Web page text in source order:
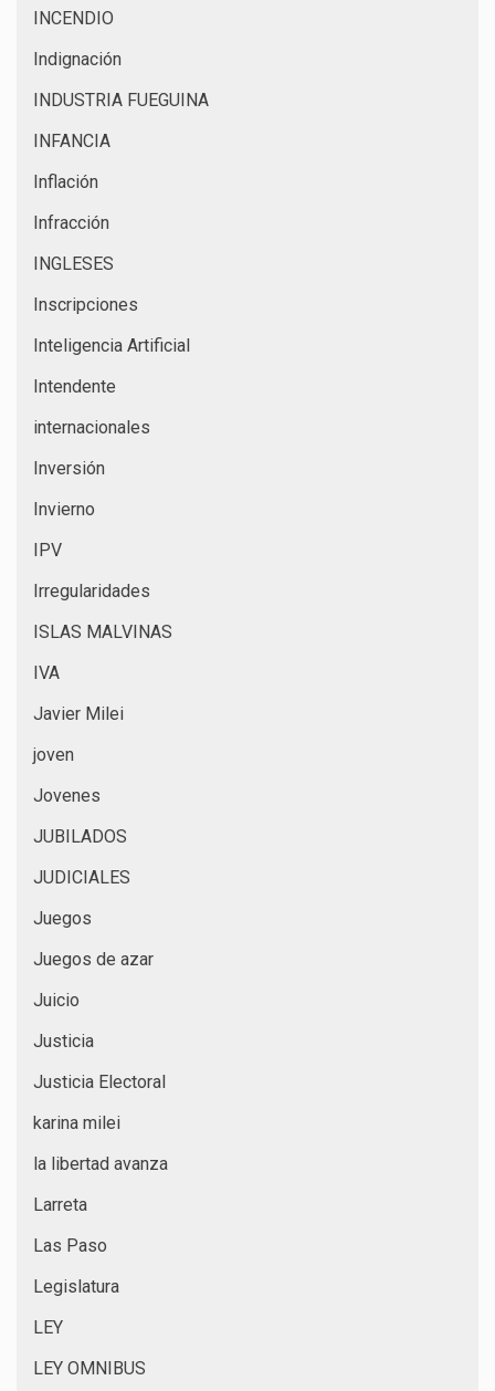
INCENDIO
Indignación
INDUSTRIA FUEGUINA
INFANCIA
Inflación
Infracción
INGLESES
Inscripciones
Inteligencia Artificial
Intendente
internacionales
Inversión
Invierno
IPV
Irregularidades
ISLAS MALVINAS
IVA
Javier Milei
joven
Jovenes
JUBILADOS
JUDICIALES
Juegos
Juegos de azar
Juicio
Justicia
Justicia Electoral
karina milei
la libertad avanza
Larreta
Las Paso
Legislatura
LEY
LEY OMNIBUS